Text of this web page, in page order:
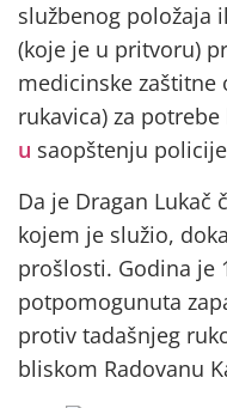
službenog položaja
(koje je u pritvoru)
medicinske zaštitne
rukavica) za
u saopštenju
Da je Dragan Lukač
kojem je služio,
prošlosti. Godina je
potpomogunuta
protiv tadašnjeg
bliskom Radovanu